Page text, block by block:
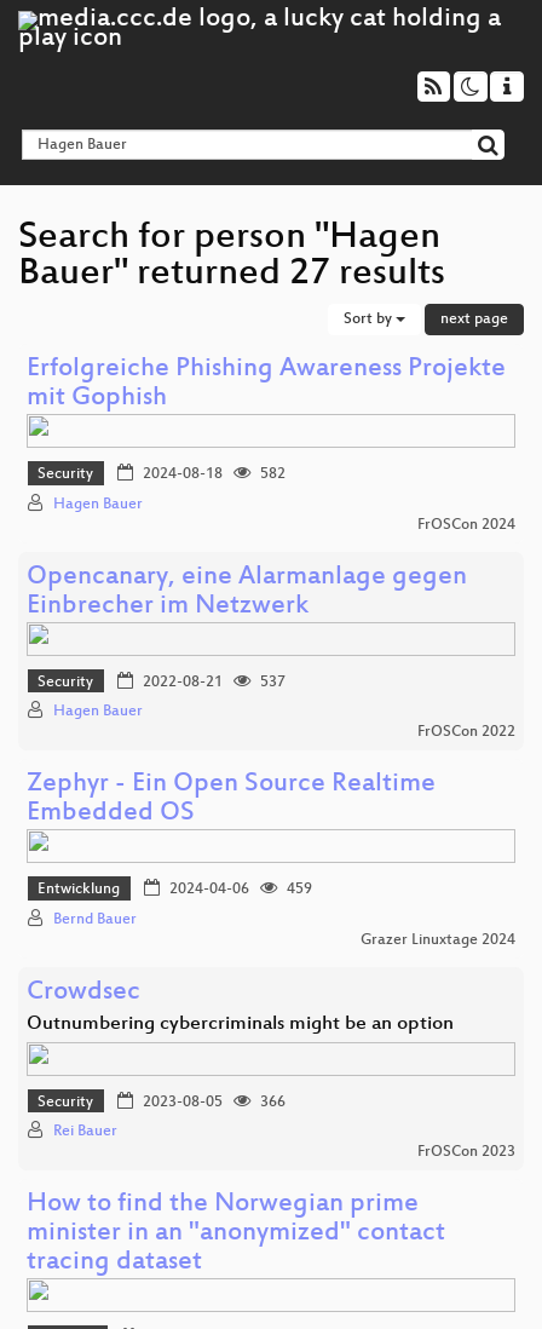
Search for person "Hagen
Bauer" returned 27 results
Sort by next page
Erfolgreiche Phishing Awareness Projekte
mit Gophish
Security 2024-08-18
582
Hagen Bauer
FrOSCon 2024
Opencanary, eine Alarmanlage gegen
Einbrecher im Netzwerk
Security 2022-08-21
537
Hagen Bauer
FrOSCon 2022
Zephyr - Ein Open Source Realtime
Embedded OS
Entwicklung 2024-04-06
459
Bernd Bauer
Grazer Linuxtage 2024
Crowdsec
Outnumbering cybercriminals might be an option
Security 2023-08-05
366
Rei Bauer
FrOSCon 2023
How to find the Norwegian prime
minister in an "anonymized" contact
tracing dataset